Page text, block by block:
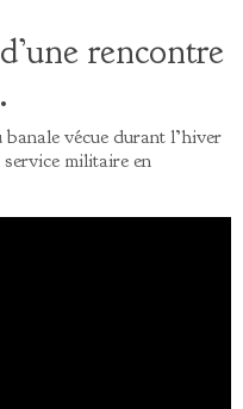
rencontre
vécue durant l’hiver
militaire en